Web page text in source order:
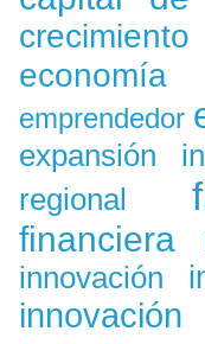
emprendedor
expansión
regional
financiera
innovación